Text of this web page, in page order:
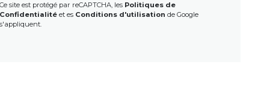
Ce site est protégé par reCAPTCHA, les Politiques de
Confidentialitéet es Conditions d'utilisation de Google
s'appliquent.